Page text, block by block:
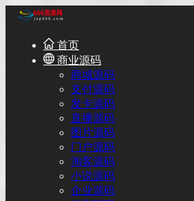
首页
商业源码
商城源码
支付源码
发卡源码
直播源码
图片源码
门户源码
淘客源码
小说源码
企业源码